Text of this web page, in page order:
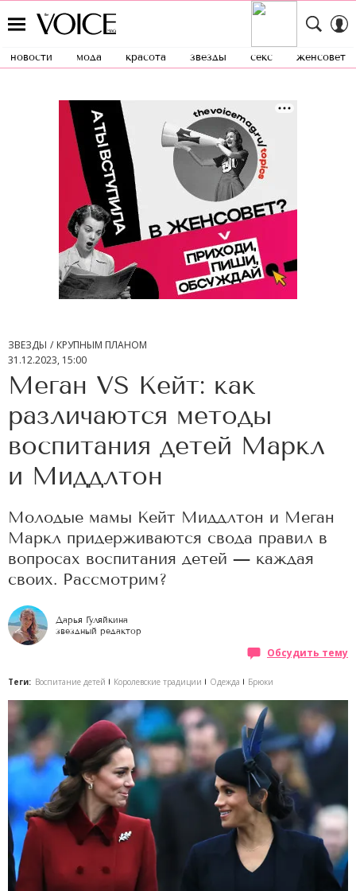
новости мода красота звезды секс женсовет
ЗВЕЗДЫ
КРУПНЫМ ПЛАНОМ
31.12.2023, 15:00
Меган VS Кейт: как
различаются методы
воспитания детей Маркл
и Миддлтон
Молодые мамы Кейт Миддлтон и Меган
Маркл придерживаются свода правил в
вопросах воспитания детей — каждая
своих. Рассмотрим?
Дарья Гуляйкина
звездный редактор
Обсудить тему
Теги: Воспитание детей Королевские традиции Одежда Брюки